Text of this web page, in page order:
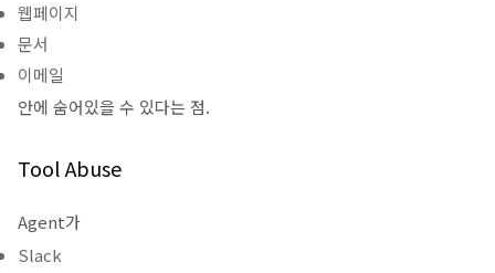
웹페이지
문서
이메일
안에 숨어있을 수 있다는 점.
Tool Abuse
Agent가
Slack